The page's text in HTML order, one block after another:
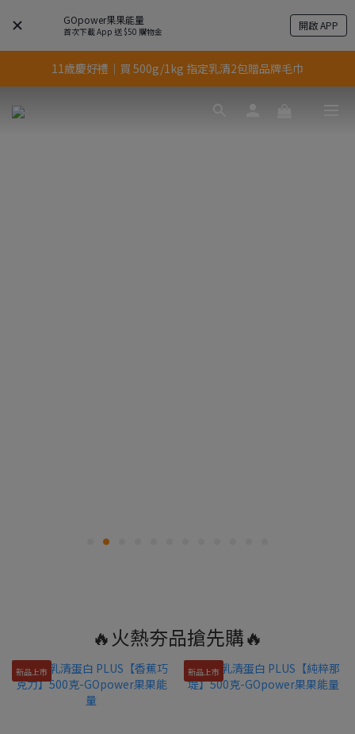
GOpower果果能量
首次下載 App 送 $50 購物金 開啟 APP
果果11歲慶｜App 下單享 5% 購物金回饋
結帳輸入優惠代碼【gopower】享全單95折優惠！
11歲慶好禮｜買 500g/1kg 指定乳清2包贈品牌毛巾
果果11歲慶｜App 下單享 5% 購物金回饋
🔥火熱夯品搶先購🔥
新品上市 新品上市